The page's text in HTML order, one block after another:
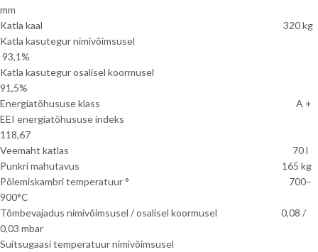
mm
Katla kaal 320 kg
Katla kasutegur nimivõimsusel
93,1%
Katla kasutegur osalisel koormusel
91,5%
Energiatõhususe klass A +
EEI energiatõhususe indeks
118,67
Veemaht katlas 70 l
Punkri mahutavus 165 kg
Põlemiskambri temperatuur ° 700–
900°C
Tõmbevajadus nimivõimsusel / osalisel koormusel 0,08 /
0,03 mbar
Suitsugaasi temperatuur nimivõimsusel